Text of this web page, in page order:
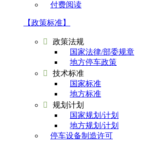
付费阅读
【政策标准】

政策法规
国家法律/部委规章
地方停车政策

技术标准
国家标准
地方标准

规划计划
国家规划/计划
地方规划/计划
停车设备制造许可